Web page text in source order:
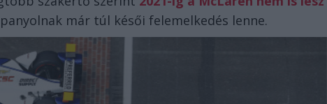
már túl késői felemelkedés lenne.